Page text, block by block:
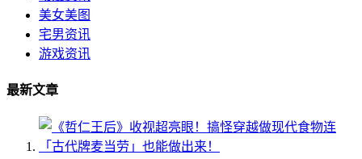
美女美图
宅男资讯
游戏资讯
最新文章